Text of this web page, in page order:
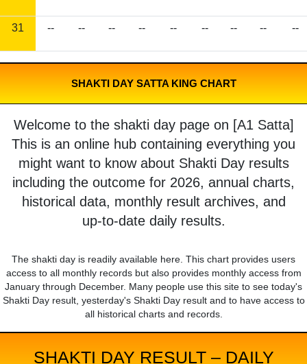
31 -- -- -- -- -- -- -- -- --
SHAKTI DAY SATTA KING CHART
Welcome to the shakti day page on [A1 Satta]
This is an online hub containing everything you
might want to know about Shakti Day results
including the outcome for 2026, annual charts,
historical data, monthly result archives, and
up-to-date daily results.
The shakti day is readily available here. This chart provides users
access to all monthly records but also provides monthly access from
January through December. Many people use this site to see today's
Shakti Day result, yesterday's Shakti Day result and to have access to
all historical charts and records.
SHAKTI DAY RESULT – DAILY